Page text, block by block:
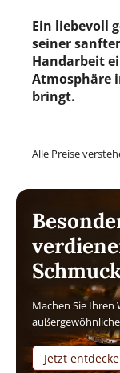
Ein liebevoll
seiner
Handarbeit
Atmosphäre
bringt.
Alle Preise
Machen Sie
Jetzt